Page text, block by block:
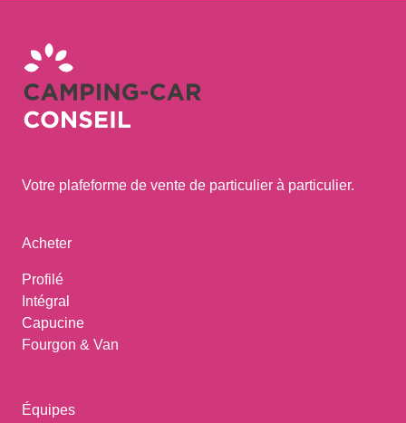
Votre plafeforme de vente de particulier à particulier.
Acheter
Profilé
Intégral
Capucine
Fourgon & Van
Équipes